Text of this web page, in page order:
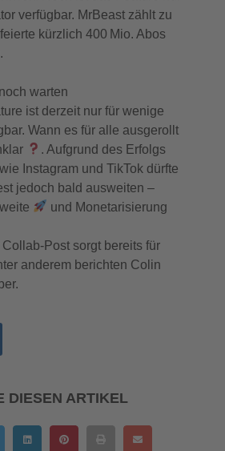
verfügbar. MrBeast zählt zu
kürzlich 400 Mio. Abos
warten
ist derzeit nur für wenige
Wann es für alle ausgerollt
. Aufgrund des Erfolgs
Instagram und TikTok dürfte
jedoch bald ausweiten –
und Monetarisierung
Post sorgt bereits für
anderem berichten Colin
DIESEN ARTIKEL